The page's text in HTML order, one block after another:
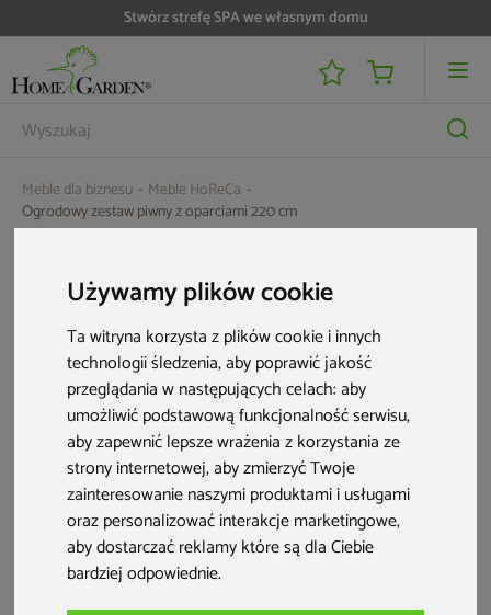
Używamy plików cookie
Ta witryna korzysta z plików cookie i innych
technologii śledzenia, aby poprawić jakość
przeglądania w następujących celach:aby
umożliwić podstawową funkcjonalność serwisu,
aby zapewnić lepsze wrażenia z korzystania ze
strony internetowej,aby zmierzyć Twoje
zainteresowanie naszymi produktami i usługami
oraz personalizować interakcje marketingowe,
aby dostarczać reklamy które są dla Ciebie
bardziej odpowiednie.
Stwórz strefę SPA we własnym domu
Meble dla biznesu
Meble HoReCa
Ogrodowy zestaw piwny z oparciami 220 cm